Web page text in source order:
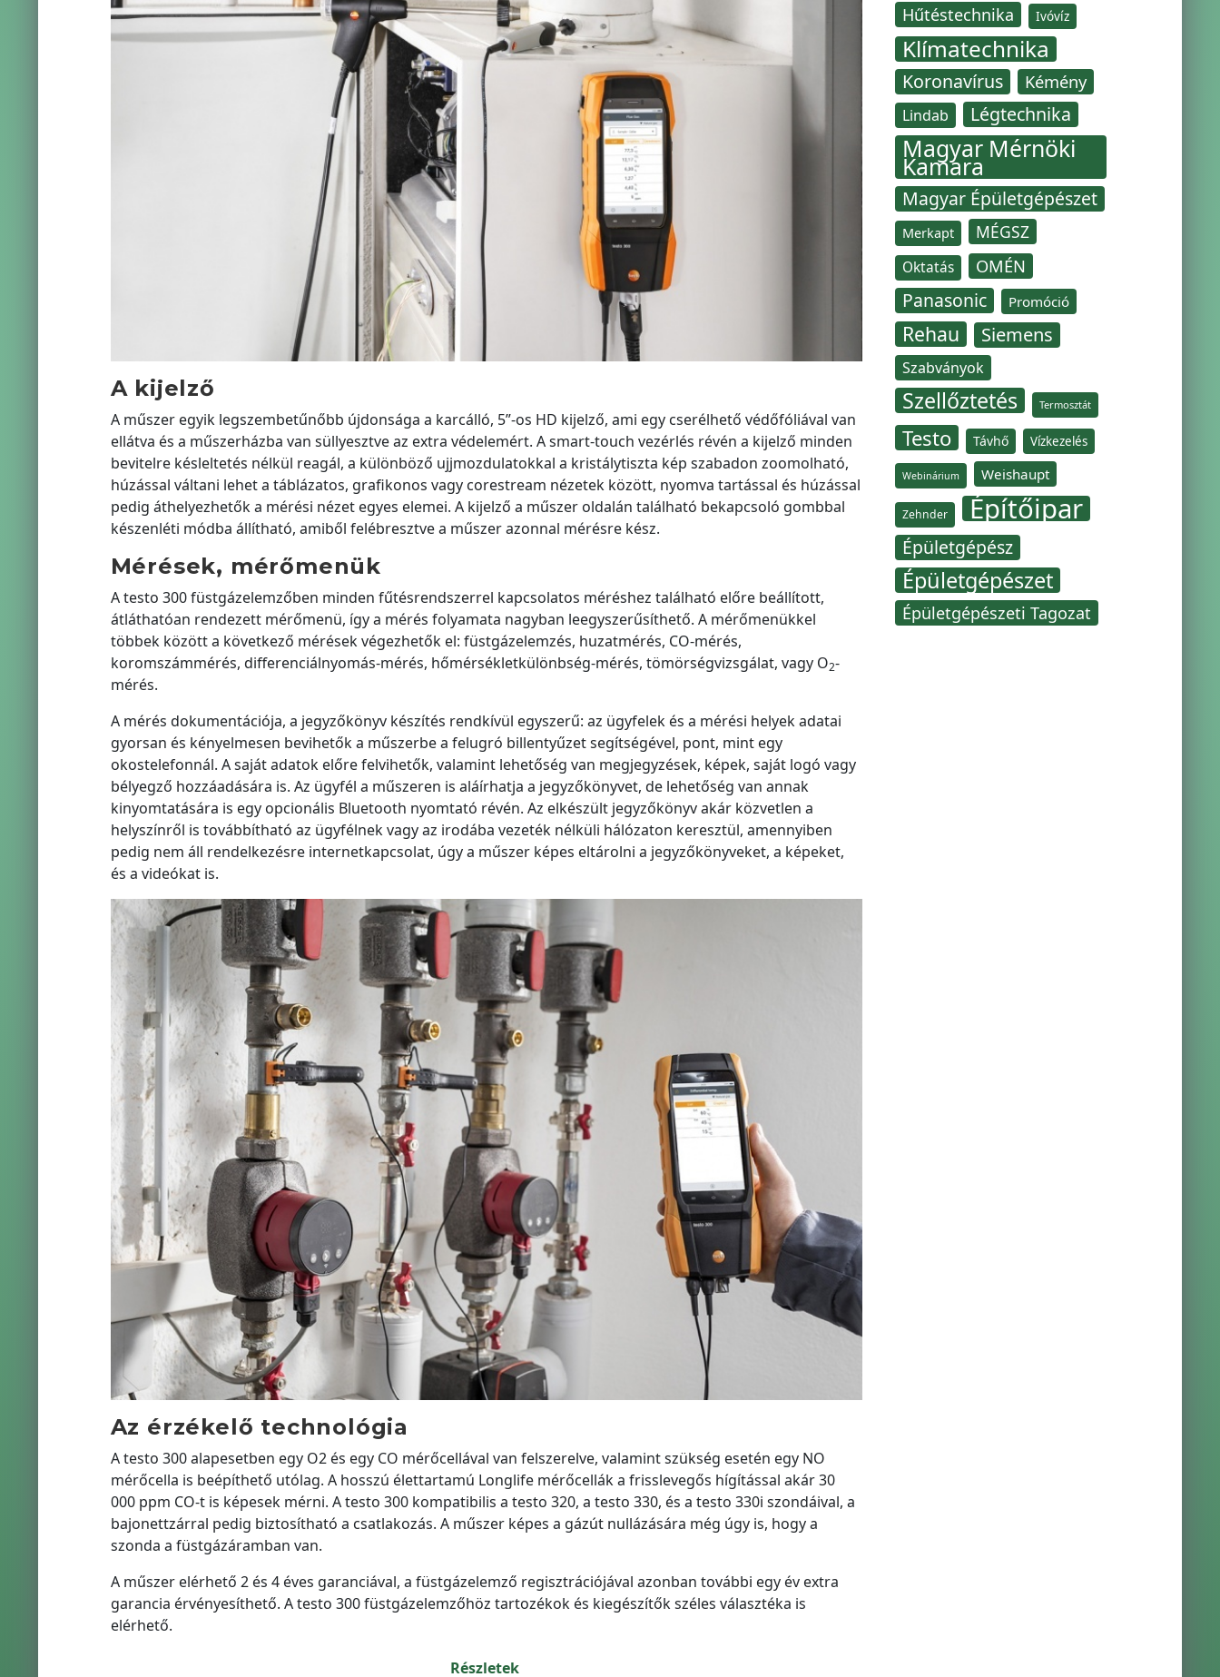
A kijelző
A műszer egyik legszembetűnőbb újdonsága a karcálló, 5”-os HD kijelző, ami egy cserélhető védőfóliával van
ellátva és a műszerházba van süllyesztve az extra védelemért. A smart-touch vezérlés révén a kijelző minden
bevitelre késleltetés nélkül reagál, a különböző ujjmozdulatokkal a kristálytiszta kép szabadon zoomolható,
húzással váltani lehet a táblázatos, grafikonos vagy corestream nézetek között, nyomva tartással és húzással
pedig áthelyezhetők a mérési nézet egyes elemei. A kijelző a műszer oldalán található bekapcsoló gombbal
készenléti módba állítható, amiből felébresztve a műszer azonnal mérésre kész.
Mérések, mérőmenük
A testo 300 füstgázelemzőben minden fűtésrendszerrel kapcsolatos méréshez található előre beállított,
átláthatóan rendezett mérőmenü, így a mérés folyamata nagyban leegyszerűsíthető. A mérőmenükkel
többek között a következő mérések végezhetők el: füstgázelemzés, huzatmérés, CO-mérés,
koromszámmérés, differenciálnyomás-mérés, hőmérsékletkülönbség-mérés, tömörségvizsgálat, vagy O2-
mérés.
A mérés dokumentációja, a jegyzőkönyv készítés rendkívül egyszerű: az ügyfelek és a mérési helyek adatai
gyorsan és kényelmesen bevihetők a műszerbe a felugró billentyűzet segítségével, pont, mint egy
okostelefonnál. A saját adatok előre felvihetők, valamint lehetőség van megjegyzések, képek, saját logó vagy
bélyegző hozzáadására is. Az ügyfél a műszeren is aláírhatja a jegyzőkönyvet, de lehetőség van annak
kinyomtatására is egy opcionális Bluetooth nyomtató révén. Az elkészült jegyzőkönyv akár közvetlen a
helyszínről is továbbítható az ügyfélnek vagy az irodába vezeték nélküli hálózaton keresztül, amennyiben
pedig nem áll rendelkezésre internetkapcsolat, úgy a műszer képes eltárolni a jegyzőkönyveket, a képeket,
és a videókat is.
Az érzékelő technológia
A testo 300 alapesetben egy O2 és egy CO mérőcellával van felszerelve, valamint szükség esetén egy NO
mérőcella is beépíthető utólag. A hosszú élettartamú Longlife mérőcellák a frisslevegős hígítással akár 30
000 ppm CO-t is képesek mérni. A testo 300 kompatibilis a testo 320, a testo 330, és a testo 330i szondáival, a
bajonettzárral pedig biztosítható a csatlakozás. A műszer képes a gázút nullázására még úgy is, hogy a
szonda a füstgázáramban van.
A műszer elérhető 2 és 4 éves garanciával, a füstgázelemző regisztrációjával azonban további egy év extra
garancia érvényesíthető. A testo 300 füstgázelemzőhöz tartozékok és kiegészítők széles választéka is
elérhető.
Részletek
Hűtéstechnika Ivóvíz
Klímatechnika
Koronavírus Kémény
Lindab Légtechnika
Magyar Mérnöki
Kamara
Magyar Épületgépészet
Merkapt MÉGSZ
Oktatás OMÉN
Panasonic Promóció
Rehau Siemens
Szabványok
Szellőztetés Termosztát
Testo Távhő Vízkezelés
Webinárium Weishaupt
Zehnder Építőipar
Épületgépész
Épületgépészet
Épületgépészeti Tagozat